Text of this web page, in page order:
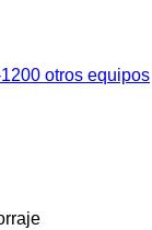
otros equipos